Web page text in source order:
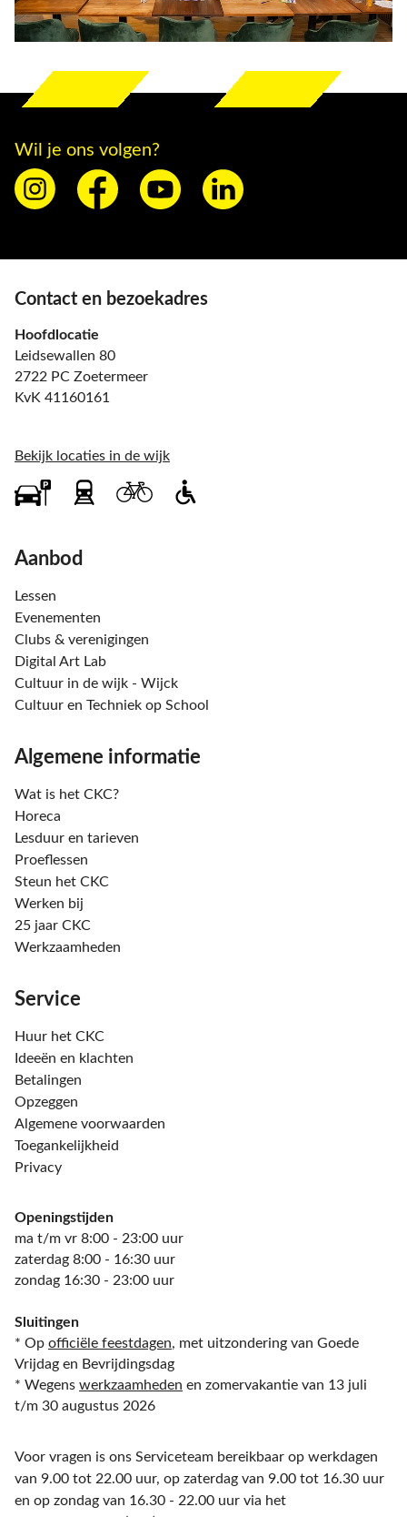
Wil je ons volgen?
Contact en bezoekadres
Hoofdlocatie
Leidsewallen 80
2722 PC Zoetermeer
KvK 41160161
Bekijk locaties in de wijk
Aanbod
Lessen
Evenementen
Clubs & verenigingen
Digital Art Lab
Cultuur in de wijk - Wijck
Cultuur en Techniek op School
Algemene informatie
Wat is het CKC?
Horeca
Lesduur en tarieven
Proeflessen
Steun het CKC
Werken bij
25 jaar CKC
Werkzaamheden
Service
Huur het CKC
Ideeën en klachten
Betalingen
Opzeggen
Algemene voorwaarden
Toegankelijkheid
Privacy
Openingstijden
ma t/m vr 8:00 - 23:00 uur
zaterdag 8:00 - 16:30 uur
zondag 16:30 - 23:00 uur
Sluitingen
* Op officiële feestdagen, met uitzondering van Goede
Vrijdag en Bevrijdingsdag
* Wegens werkzaamheden en zomervakantie van 13 juli
t/m 30 augustus 2026
Voor vragen is ons Serviceteam bereikbaar op werkdagen
van 9.00 tot 22.00 uur, op zaterdag van 9.00 tot 16.30 uur
en op zondag van 16.30 - 22.00 uur via het